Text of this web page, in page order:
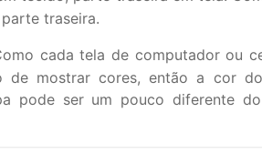
traseira.
cada tela de computador ou
de mostrar cores, então a cor
pode ser um pouco diferente